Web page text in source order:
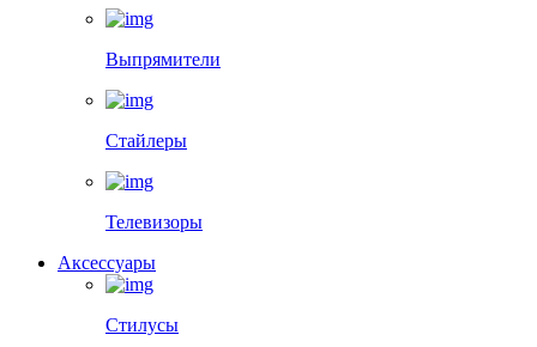
Выпрямители
Стайлеры
Телевизоры
Аксессуары
Стилусы